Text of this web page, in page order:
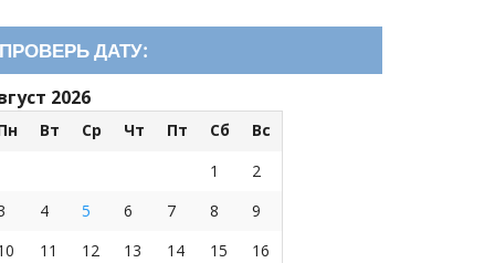
ПРОВЕРЬ ДАТУ:
2026
Вт Ср Чт Пт Сб
Вс
1
2
4 5 6 7 8
9
11 12 13 14 15
16